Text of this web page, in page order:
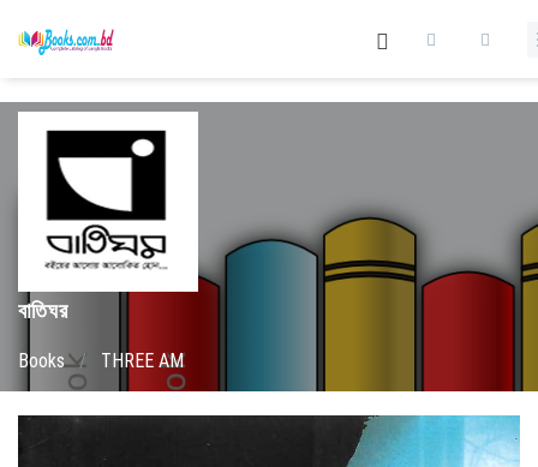
বাতিঘর
Books / THREE AM